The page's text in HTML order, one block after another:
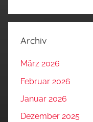
Archiv
März 2026
Februar 2026
Januar 2026
Dezember 2025